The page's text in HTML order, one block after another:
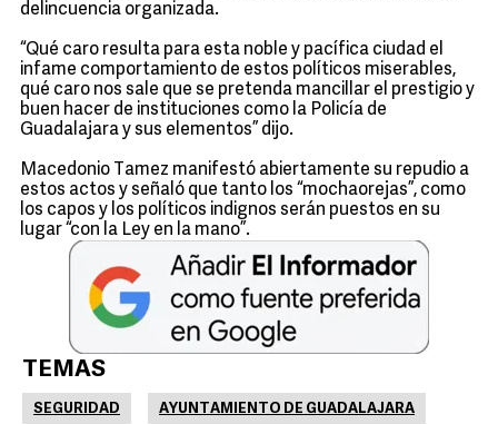
delincuencia organizada.
“Qué caro resulta para esta noble y pacífica ciudad el
infame comportamiento de estos políticos miserables,
qué caro nos sale que se pretenda mancillar el prestigio y
buen hacer de instituciones como la Policía de
Guadalajara y sus elementos” dijo.
Macedonio Tamez manifestó abiertamente su repudio a
estos actos y señaló que tanto los “mochaorejas”, como
los capos y los políticos indignos serán puestos en su
lugar “con la Ley en la mano”.
TEMAS
SEGURIDAD AYUNTAMIENTO DE GUADALAJARA